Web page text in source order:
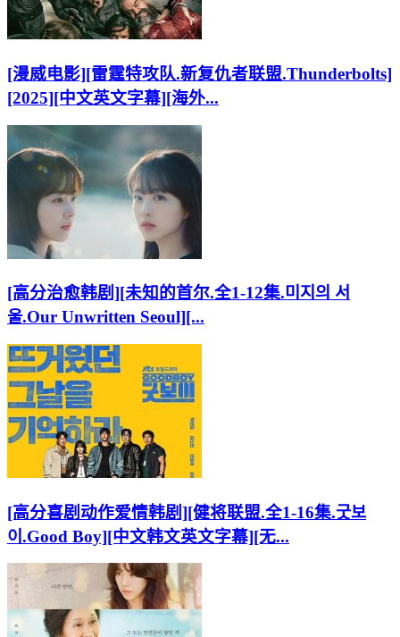
[漫威电影][雷霆特攻队.新复仇者联盟.Thunderbolts]
[2025][中文英文字幕][海外...
[高分治愈韩剧][未知的首尔.全1-12集.미지의 서
울.Our Unwritten Seoul][...
[高分喜剧动作爱情韩剧][健将联盟.全1-16集.굿보
이.Good Boy][中文韩文英文字幕][无...